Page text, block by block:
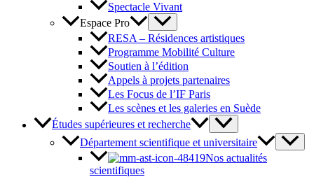
Spectacle Vivant
Espace Pro
RESA – Résidences artistiques
Programme Mobilité Culture
Soutien à l’édition
Appels à projets partenaires
Les Focus de l’IF Paris
Les scènes et les galeries en Suède
Études supérieures et recherche
Département scientifique et universitaire
Nos actualités
scientifiques